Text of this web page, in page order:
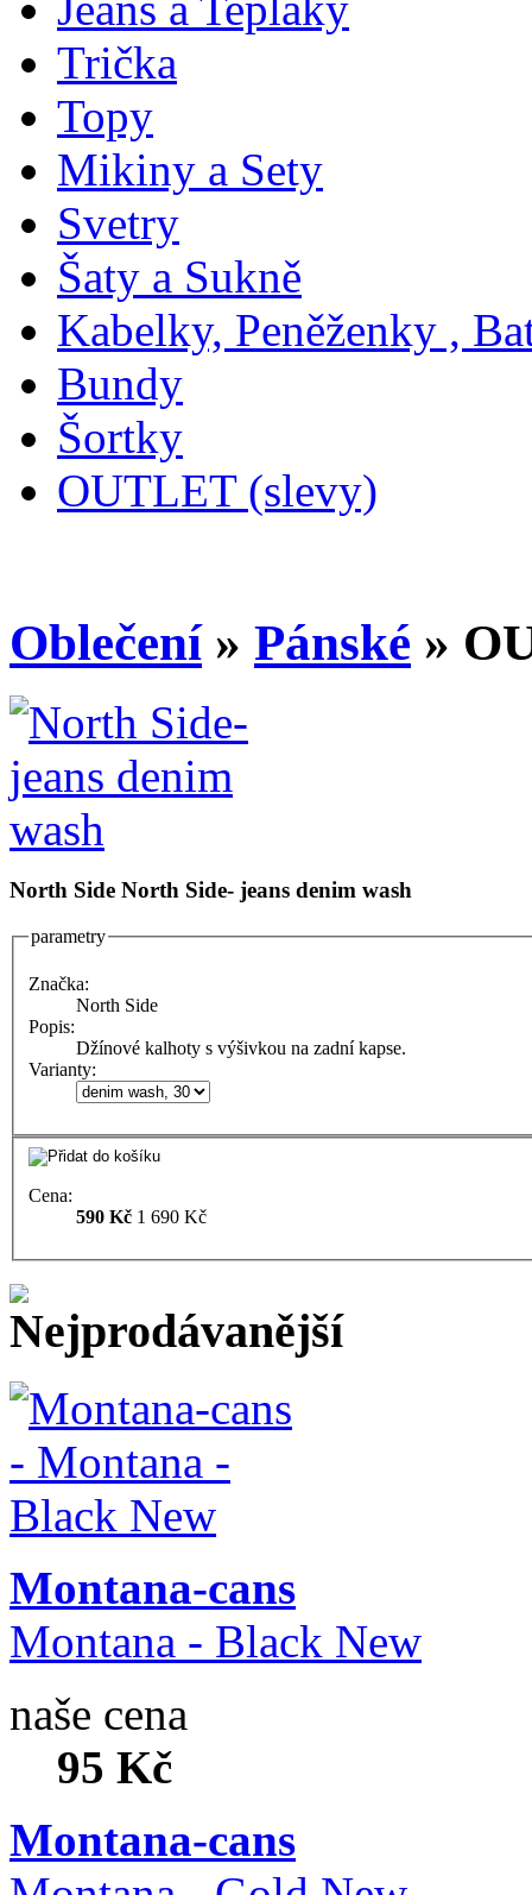
Trička
Topy
Mikiny a Sety
Svetry
Šaty a Sukně
Kabelky, Peněženky ,
Bundy
Šortky
OUTLET (slevy)
Oblečení» Pánské »
North Side North Side- jeans denim wash
parametry
Značka:
North Side
Popis:
Džínové kalhoty s výšivkou na zadní kapse.
Varianty:
Cena:
590 Kč 1 690 Kč
Montana-cans
Montana - Black New
naše cena
95 Kč
Montana-cans